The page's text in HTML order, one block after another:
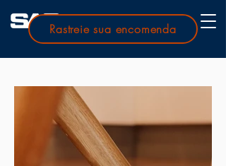
Rastreie sua encomenda